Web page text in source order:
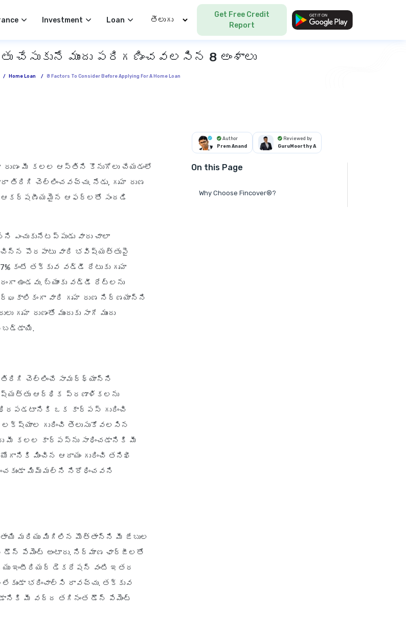
Investment Loan Select Language
Get Free Credit
Report
చేసుకునే ముందు పరిగణించవలసిన 8 అంశాలు
/ Home Loan / 8 Factors To Consider Before Applying For A Home Loan
మీ కలల ఆస్తిని కొనుగోలు చేయడంలో
చెల్లించవచ్చు. నేడు, గృహ రుణ
ఆకర్షణీయమైన ఆఫర్లతో సందడి
వారు చాలా
చిన్న పొరపాటు వారి భవిష్యత్తుపై
కంటే తక్కువ వడ్డీ రేటుకు గృహ
ఉండవు. బ్యాంకు వడ్డీ రేట్లను
వారి గృహ రుణ నిర్ణయాన్ని
రుణంతో ముందుకు సాగే ముందు
తిరిగి చెల్లించే సామర్థ్యాన్ని
ఆర్థిక ప్రణాళికలను
ఒక కార్పస్ గురించి
గురించి తెలుసుకోవలసిన
మీ కలల కార్పస్‌ను సాధించడానికి మీ
మించిన ఆదాయం గురించి తనిఖీ
మిమ్మల్ని నిరోధించవని
మరియు మిగిలిన మొత్తాన్ని మీ జేబుల
డౌన్ పేమెంట్ అంటారు. నిర్మాణ ఛార్జీలతో
ఇంటీరియర్ డెకరేషన్ వంటి ఇతర
భరించాల్సి రావచ్చు. తక్కువ
మీ వద్ద తగినంత డౌన్ పేమెంట్
Author
Prem Anand
Reviewed by
GuruMoorthy A
On this Page
Why Choose Fincover®?